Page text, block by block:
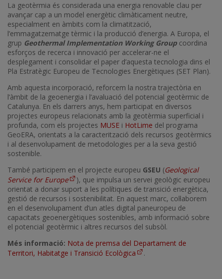
La geotèrmia és considerada una energia renovable clau per
avançar cap a un model energètic climàticament neutre,
especialment en àmbits com la climatització,
l’emmagatzematge tèrmic i la producció d’energia. A Europa, el
grup Geothermal Implementation Working Groupcoordina
esforços de recerca i innovació per accelerar-ne el
desplegament i consolidar el paper d’aquesta tecnologia dins el
Pla Estratègic Europeu de Tecnologies Energètiques (SET Plan).
Amb aquesta incorporació, reforcem la nostra trajectòria en
l’àmbit de la geoenergia i l’avaluació del potencial geotèrmic de
Catalunya. En els darrers anys, hem participat en diversos
projectes europeus relacionats amb la geotèrmia superficial i
profunda, com els projectes MUSE i HotLime del programa
GeoERA, orientats a la caracterització dels recursos geotèrmics
i al desenvolupament de metodologies per a la seva gestió
sostenible.
També participem en el projecte europeu GSEU (Geological
Service for Europe
), que impulsa un servei geològic europeu
orientat a donar suport a les polítiques de transició energètica,
gestió de recursos i sostenibilitat. En aquest marc, col·laborem
en el desenvolupament d’un atles digital paneuropeu de
capacitats geoenergètiques sostenibles, amb informació sobre
el potencial geotèrmic i altres recursos del subsòl.
Més informació: Nota de premsa del Departament de
Territori, Habitatge i Transició Ecològica
.